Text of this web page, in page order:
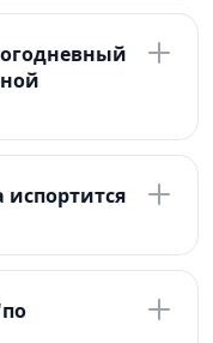
испортится